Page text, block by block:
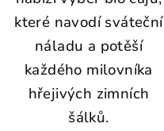
které navodí sváteční
náladu a potěší
každého milovníka
hřejivých zimních
šálků.